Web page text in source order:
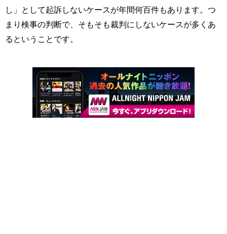
し」として起訴しないケースが年間何百件もあります。つ
まり検事の判断で、そもそも裁判にしないケースが多くあ
るということです。